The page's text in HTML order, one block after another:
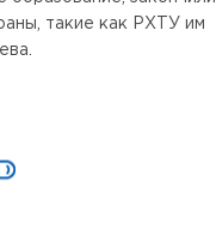
такие как РХТУ им